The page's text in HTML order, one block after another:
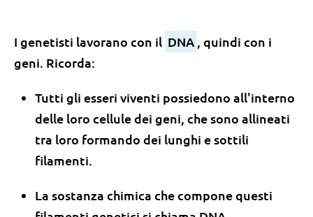
I genetisti lavorano con il DNA , quindi con i
geni. Ricorda:
Tutti gli esseri viventi possiedono all'interno
delle loro cellule dei geni, che sono allineati
tra loro formando dei lunghi e sottili
filamenti.
La sostanza chimica che compone questi